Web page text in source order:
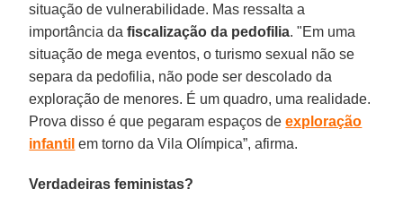
situação de vulnerabilidade. Mas ressalta a
importância dafiscalização da pedofilia. "Em uma
situação de mega eventos, o turismo sexual não se
separa da pedofilia, não pode ser descolado da
exploração de menores. É um quadro, uma realidade.
Prova disso é que pegaram espaços deexploração
infantil em torno da Vila Olímpica”, afirma.
Verdadeiras feministas?